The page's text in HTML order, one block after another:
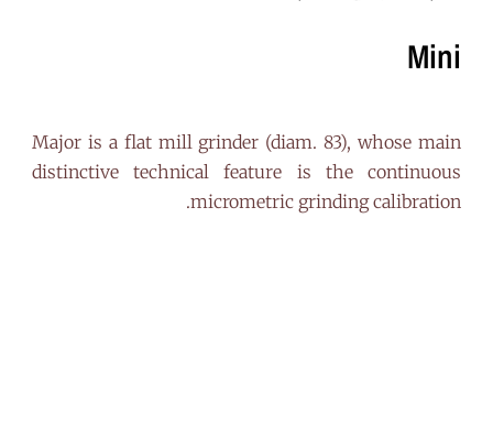
Mini
Major is a flat mill grinder (diam. 83), whose main
distinctive technical feature is the continuous
micrometric grinding calibration.